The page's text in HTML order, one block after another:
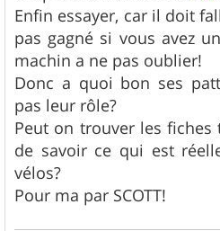
Enfin essayer, car il doit
pas gagné si vous avez
machin a ne pas oublier!
Donc a quoi bon ses
pas leur rôle?
Peut on trouver les
de savoir ce qui est
vélos?
Pour ma par SCOTT!